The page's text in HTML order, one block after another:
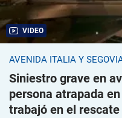
VIDEO
AVENIDA ITALIA Y
Siniestro grave en
persona atrapada
trabajó en el rescate